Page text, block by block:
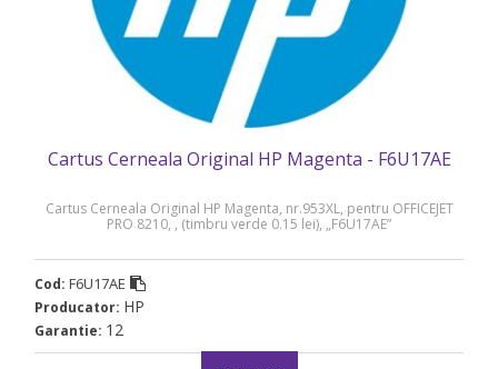
Cartus Cerneala Original HP Magenta - F6U17AE
Cartus Cerneala Original HP Magenta, nr.953XL, pentru OFFICEJET
PRO 8210, , (timbru verde 0.15 lei), „F6U17AE”
Cod: F6U17AE
Producator: HP
Garantie: 12